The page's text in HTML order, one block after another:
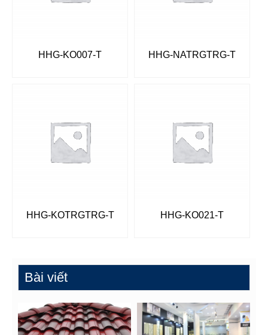
HHG-KO007-T HHG-NATRGTRG-T
HHG-KOTRGTRG-T HHG-KO021-T
Bài viết